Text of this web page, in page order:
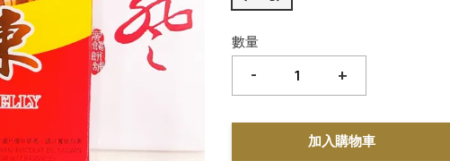
數量
- +
加入購物車